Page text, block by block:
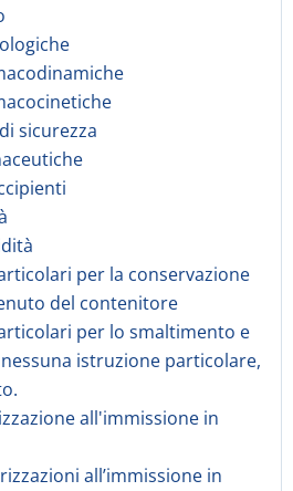
sicurezza
per la conservazione
del contenitore
per lo smaltimento e
istruzione particolare,
all'immissione in
all’immissione in